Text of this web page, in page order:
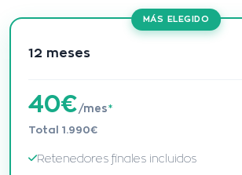
MÁS ELEGIDO
12 meses
40€ /mes*
Total 1.990€
Retenedores finales incluidos